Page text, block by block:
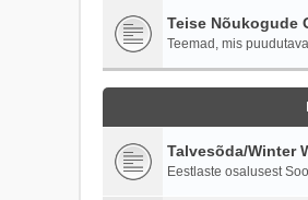
Teise Nõukogude
Teemad, mis
Talvesõda/Winter
Eestlaste osalusest